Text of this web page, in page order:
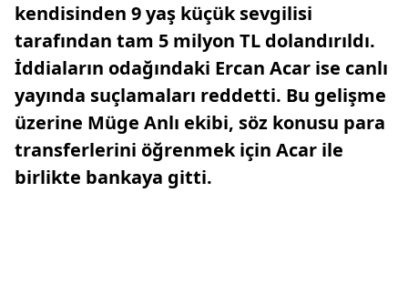
kendisinden 9 yaş küçük sevgilisi
tarafından tam 5 milyon TL dolandırıldı.
İddiaların odağındaki Ercan Acar ise canlı
yayında suçlamaları reddetti. Bu gelişme
üzerine Müge Anlı ekibi, söz konusu para
transferlerini öğrenmek için Acar ile
birlikte bankaya gitti.